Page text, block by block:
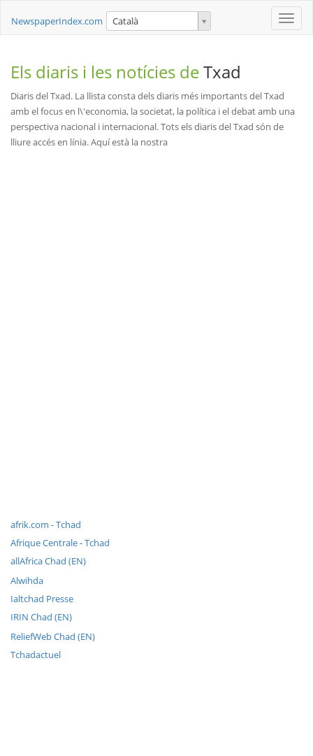
Toggle
NewspaperIndex.com Català
Els diaris i les notícies deTxad
Diaris del Txad. La llista consta dels diaris més importants del Txad
amb el focus en l\'economia, la societat, la política i el debat amb una
perspectiva nacional i internacional. Tots els diaris del Txad són de
lliure accés en línia. Aquí està la nostra
afrik.com - Tchad
Afrique Centrale - Tchad
allAfrica Chad (EN)
Alwihda
Ialtchad Presse
IRIN Chad (EN)
ReliefWeb Chad (EN)
Tchadactuel